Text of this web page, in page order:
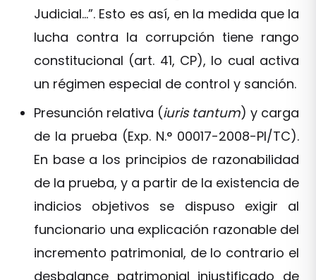
Judicial…”. Esto es así, en la medida que la
lucha contra la corrupción tiene rango
constitucional (art. 41, CP), lo cual activa
un régimen especial de control y sanción.
Presunción relativa (iuris tantum) y carga
de la prueba (Exp. N.° 00017-2008-PI/TC).
En base a los principios de razonabilidad
de la prueba, y a partir de la existencia de
indicios objetivos se dispuso exigir al
funcionario una explicación razonable del
incremento patrimonial, de lo contrario el
desbalance patrimonial injustificado de